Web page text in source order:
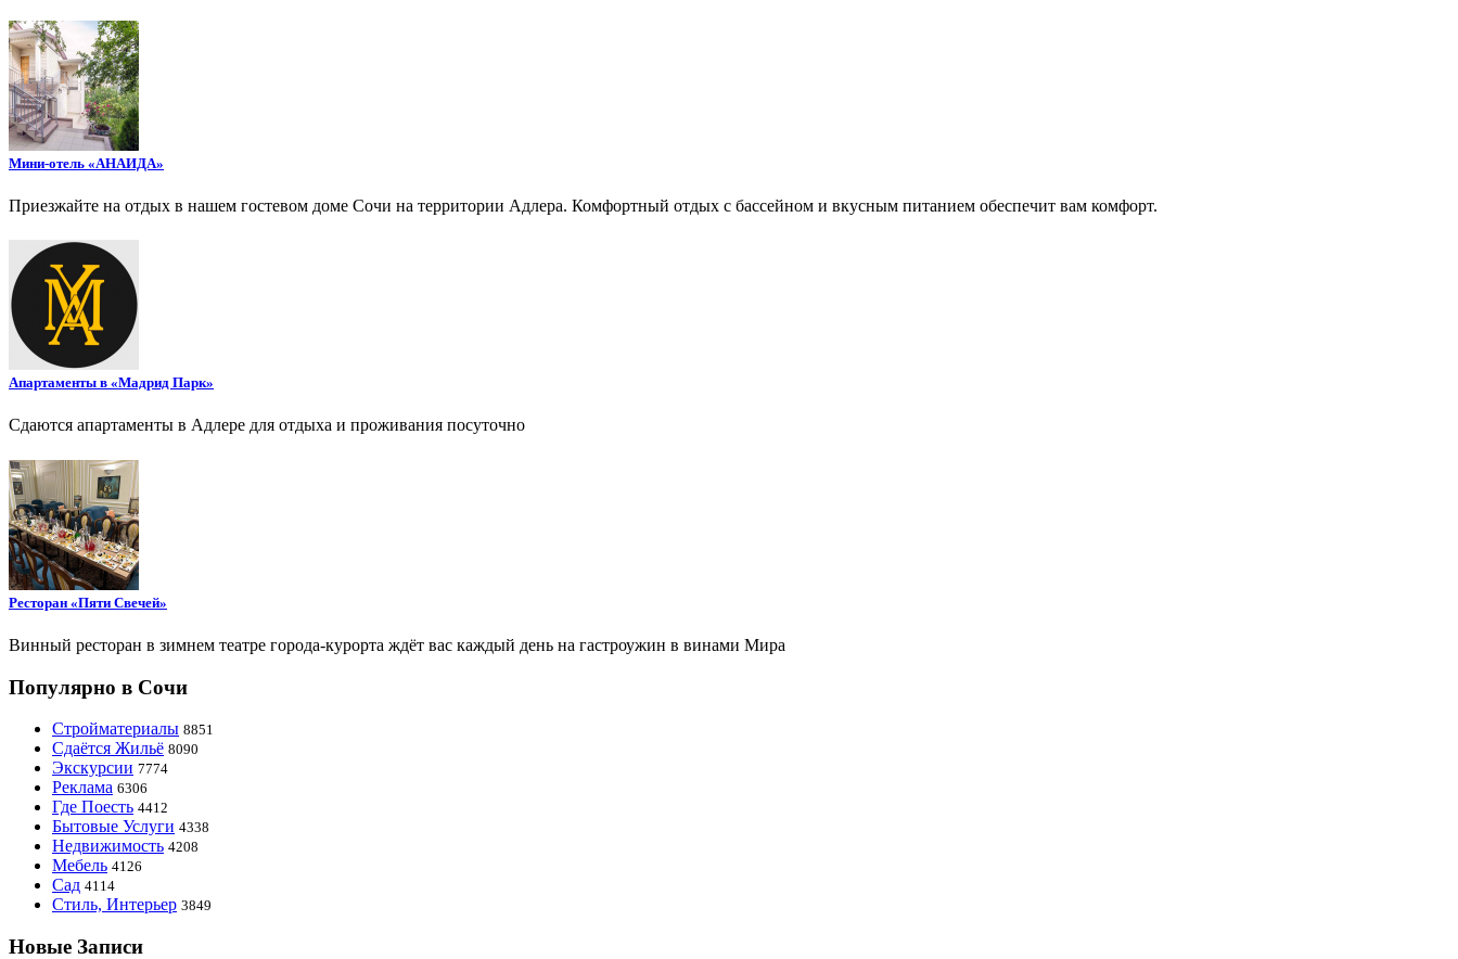
Мини-отель «АНАИДА»
Приезжайте на отдых в нашем гостевом доме Сочи на территории Адлера. Комфортный отдых с бассейном и вкусным питанием обеспечит вам комфорт.
Апартаменты в «Мадрид Парк»
Сдаются апартаменты в Адлере для отдыха и проживания посуточно
Ресторан «Пяти Свечей»
Винный ресторан в зимнем театре города-курорта ждёт вас каждый день на гастроужин в винами Мира
Популярно в Сочи
Стройматериалы 8851
Сдаётся Жильё 8090
Экскурсии 7774
Реклама 6306
Где Поесть 4412
Бытовые Услуги 4338
Недвижимость 4208
Мебель 4126
Сад 4114
Стиль, Интерьер 3849
Новые Записи